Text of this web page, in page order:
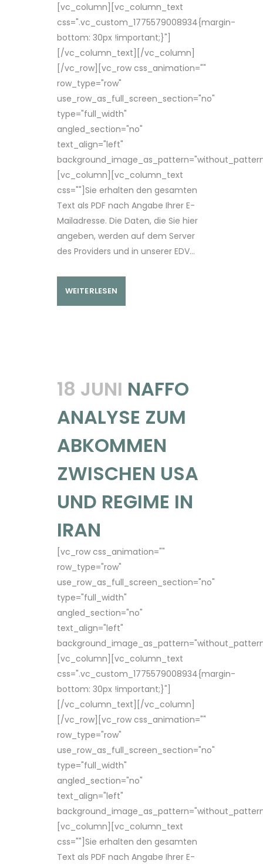
[vc_column][vc_column_text
css=".vc_custom_1775579008934{margin-
bottom: 30px !important;}"]
[/vc_column_text][/vc_column]
[/vc_row][vc_row css_animation=""
row_type="row"
use_row_as_full_screen_section="no"
type="full_width"
angled_section="no"
text_align="left"
[vc_column][vc_column_text
css=""]Sie erhalten den gesamten
Text als PDF nach Angabe Ihrer E-
Mailadresse. Die Daten, die Sie hier
angeben, werden auf dem Server
des Providers und in unserer EDV...
WEITERLESEN
18 JUNI NAFFO
ANALYSE ZUM
ABKOMMEN
ZWISCHEN USA
UND REGIME IN
IRAN
[vc_row css_animation=""
row_type="row"
use_row_as_full_screen_section="no"
type="full_width"
angled_section="no"
text_align="left"
[vc_column][vc_column_text
css=".vc_custom_1775579008934{margin-
bottom: 30px !important;}"]
[/vc_column_text][/vc_column]
[/vc_row][vc_row css_animation=""
row_type="row"
use_row_as_full_screen_section="no"
type="full_width"
angled_section="no"
text_align="left"
[vc_column][vc_column_text
css=""]Sie erhalten den gesamten
Text als PDF nach Angabe Ihrer E-